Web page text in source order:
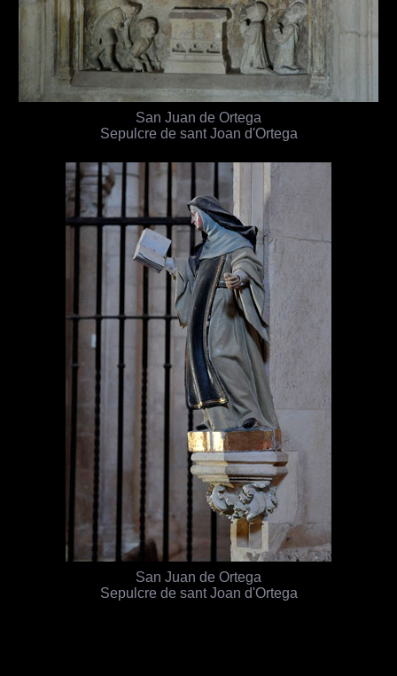
San Juan de Ortega
Sepulcre de sant Joan d'Ortega
San Juan de Ortega
Sepulcre de sant Joan d'Ortega